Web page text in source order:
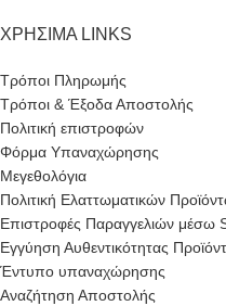
ΧΡΗΣΙΜΑ LINKS
Τρόποι Πληρωμής
Τρόποι & Έξοδα Αποστολής
Πολιτική επιστροφών
Φόρμα Υπαναχώρησης
Μεγεθολόγια
Πολιτική Ελαττωματικών
Επιστροφές Παραγγελιών μέσω
Εγγύηση Αυθεντικότητας
Έντυπο υπαναχώρησης
Αναζήτηση Αποστολής